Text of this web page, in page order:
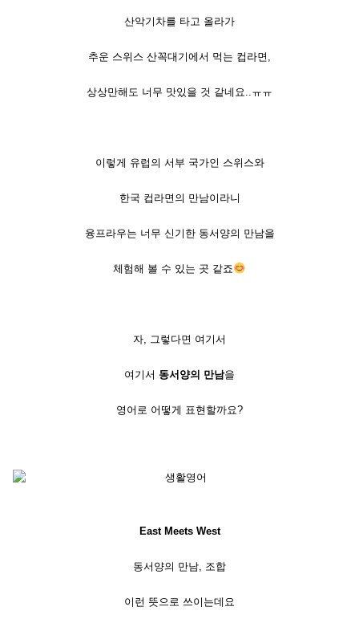
산악기차를 타고 올라가
추운 스위스 산꼭대기에서 먹는 컵라면,
상상만해도 너무 맛있을 것 같네요..ㅠㅠ
이렇게 유럽의 서부 국가인 스위스와
한국 컵라면의 만남이라니
융프라우는 너무 신기한 동서양의 만남을
체험해 볼 수 있는 곳 같죠
자, 그렇다면 여기서
여기서 동서양의 만남을
영어로 어떻게 표현할까요?
East Meets West
동서양의 만남, 조합
이런 뜻으로 쓰이는데요